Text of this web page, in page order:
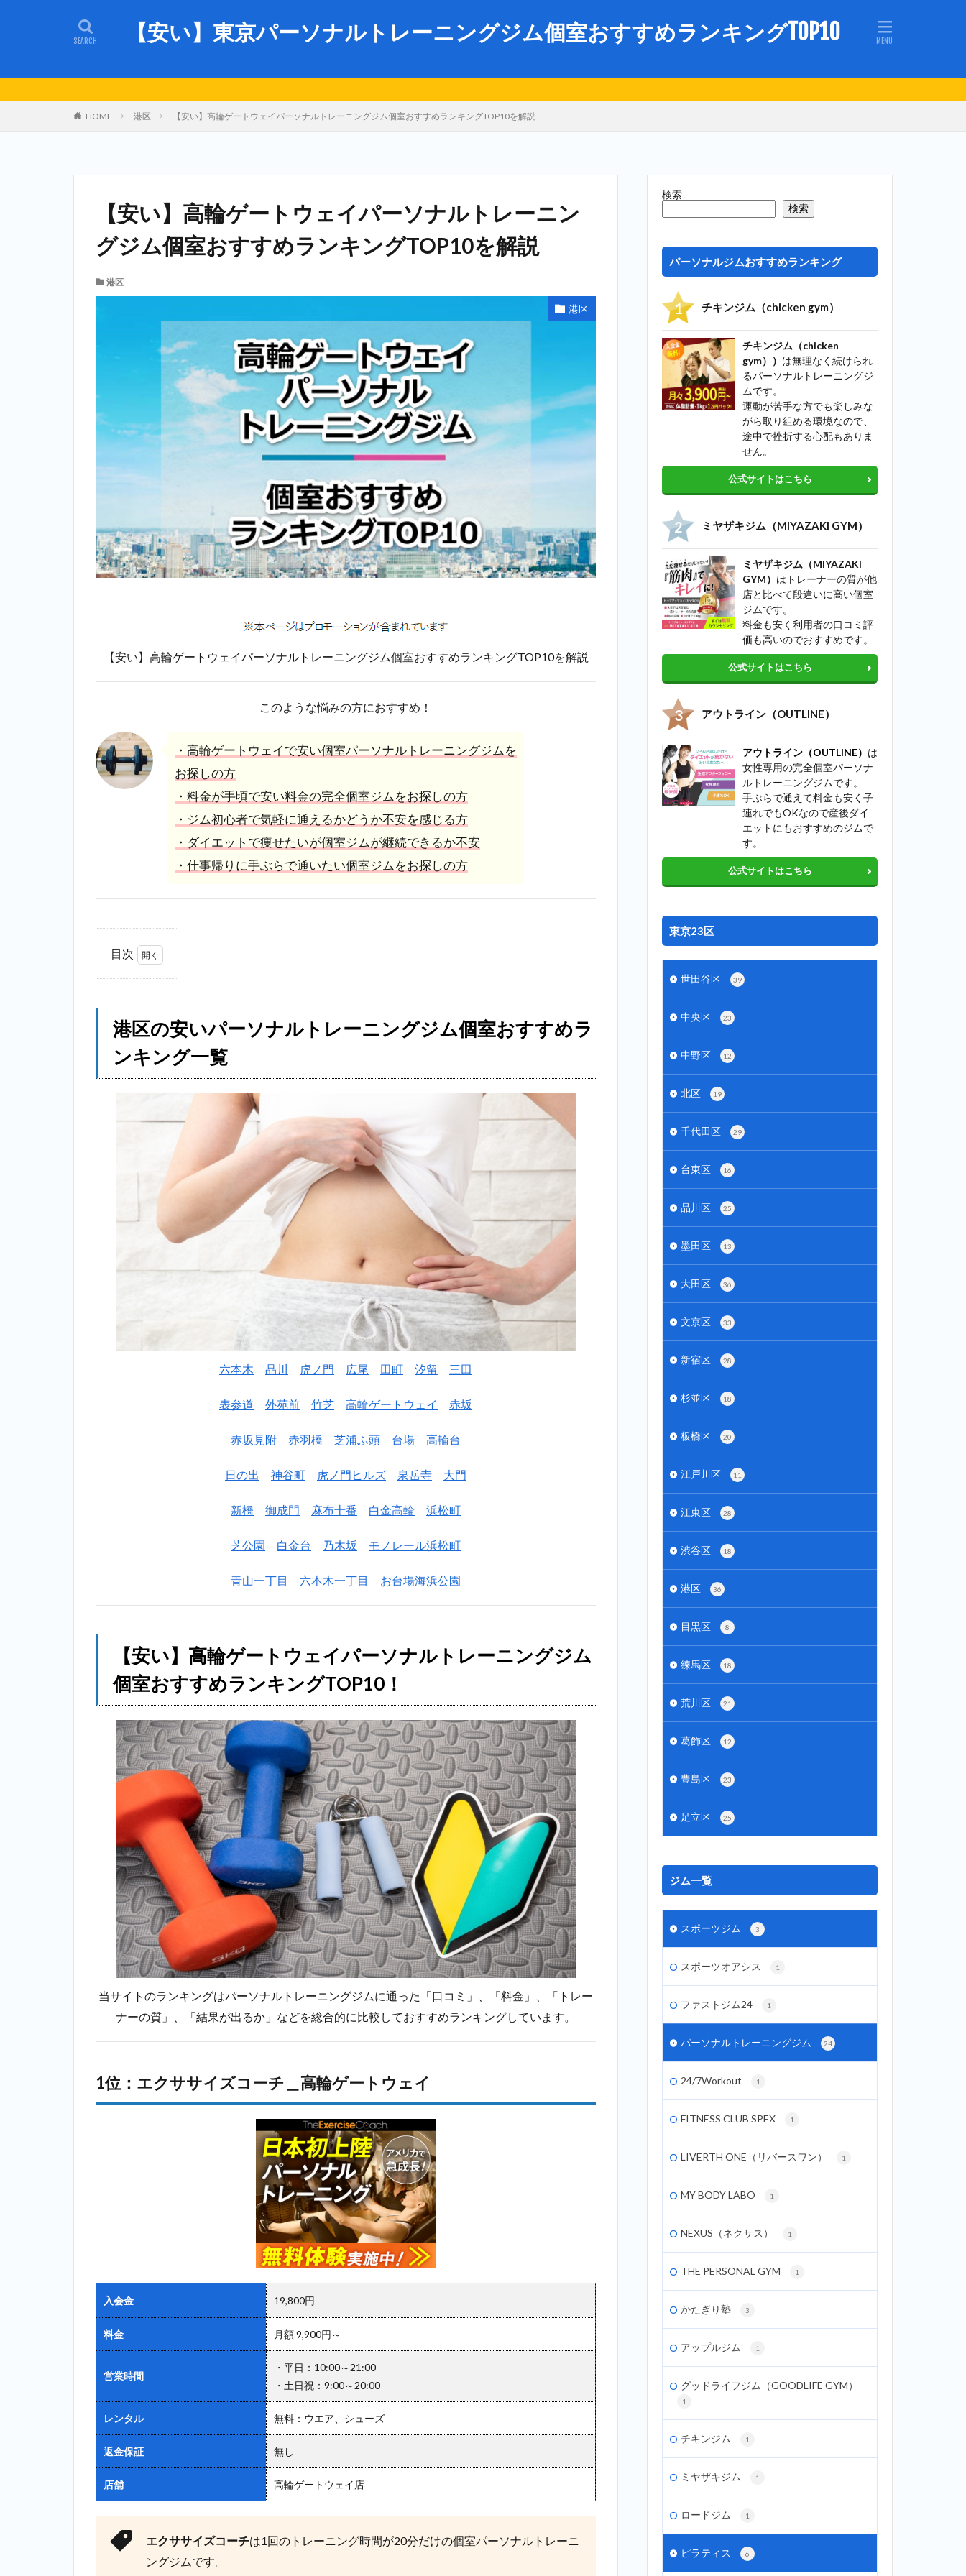
【安い】東京パーソナルトレーニングジム個室おすすめランキングTOP10
HOME 港区 【安い】高輪ゲートウェイパーソナルトレーニングジム個室おすすめランキングTOP10を解説
【安い】高輪ゲートウェイパーソナルトレーニン
グジム個室おすすめランキングTOP10を解説
港区
港区
【安い】高輪ゲートウェイパーソナルトレーニングジム個室おすすめランキングTOP10を解説
このような悩みの方におすすめ！
・高輪ゲートウェイで安い個室パーソナルトレーニングジムを
お探しの方
・料金が手頃で安い料金の完全個室ジムをお探しの方
・ジム初心者で気軽に通えるかどうか不安を感じる方
・ダイエットで痩せたいが個室ジムが継続できるか不安
・仕事帰りに手ぶらで通いたい個室ジムをお探しの方
目次
の
安
い
パ
ー
ラ
ング
2.1
1位：
エク
ササ
イズ
コー
チ＿
高輪
ゲー
トウ
2位：
ミヤザキジ
ム
（MIYAZAKI
GYM）＿高
輪ゲートウ
ェイ
2.3
3
位：ボデ
ィインパ
ンナー
（Body
ートウェ
イ
ボスティ
＿高輪ゲー
トウェイ
2.7
＿高輪ゲート
2.8
8位：ア
ウトライン
（OUTLINE）
ウェイ
位：ラスタ
港区の安いパーソナルトレーニングジム個室おすすめラ
ンキング一覧
六本木 品川 虎ノ門 広尾 田町 汐留 三田
表参道 外苑前 竹芝 高輪ゲートウェイ 赤坂
赤坂見附 赤羽橋 芝浦ふ頭 台場 高輪台
日の出 神谷町 虎ノ門ヒルズ 泉岳寺 大門
新橋 御成門 麻布十番 白金高輪 浜松町
芝公園 白金台 乃木坂 モノレール浜松町
青山一丁目 六本木一丁目 お台場海浜公園
【安い】高輪ゲートウェイパーソナルトレーニングジム
個室おすすめランキングTOP10！
当サイトのランキングはパーソナルトレーニングジムに通った「口コミ」、「料金」、「トレー
ナーの質」、「結果が出るか」などを総合的に比較しておすすめランキングしています。
1位：エクササイズコーチ＿高輪ゲートウェイ
入会金 19,800円
料金 月額 9,900円～
営業時間
・平日：10:00～21:00
・土日祝：9:00～20:00
レンタル 無料：ウエア、シューズ
返金保証 無し
店舗 高輪ゲートウェイ店
エクササイズコーチは1回のトレーニング時間が20分だけの個室パーソナルトレーニ
ングジムです。
検索
検索
パーソナルジムおすすめランキング
チキンジム（chicken gym）
チキンジム（chicken
gym）） は無理なく続けられ
るパーソナルトレーニングジ
ムです。
運動が苦手な方でも楽しみな
がら取り組める環境なので、
途中で挫折する心配もありま
せん。
公式サイトはこちら
ミヤザキジム（MIYAZAKI GYM）
ミヤザキジム（MIYAZAKI
GYM） はトレーナーの質が他
店と比べて段違いに高い個室
ジムです。
料金も安く利用者の口コミ評
価も高いのでおすすめです。
公式サイトはこちら
アウトライン（OUTLINE）
アウトライン（OUTLINE） は
女性専用の完全個室パーソナ
ルトレーニングジムです。
手ぶらで通えて料金も安く子
連れでもOKなので産後ダイ
エットにもおすすめのジムで
す。
公式サイトはこちら
東京23区
世田谷区 39
中央区 23
中野区 12
北区 19
千代田区 29
台東区 16
品川区 25
墨田区 13
大田区 36
文京区 33
新宿区 28
杉並区 18
板橋区 20
江戸川区 11
江東区 28
渋谷区 18
港区 36
目黒区 8
練馬区 18
荒川区 21
葛飾区 12
豊島区 23
足立区 25
ジム一覧
スポーツジム 3
スポーツオアシス 1
ファストジム24 1
パーソナルトレーニングジム 24
24/7Workout 1
FITNESS CLUB SPEX 1
LIVERTH ONE（リバースワン） 1
MY BODY LABO 1
NEXUS（ネクサス） 1
THE PERSONAL GYM 1
かたぎり塾 3
アップルジム 1
グッドライフジム（GOODLIFE GYM）
1
チキンジム 1
ミヤザキジム 1
ロードジム 1
ピラティス 6